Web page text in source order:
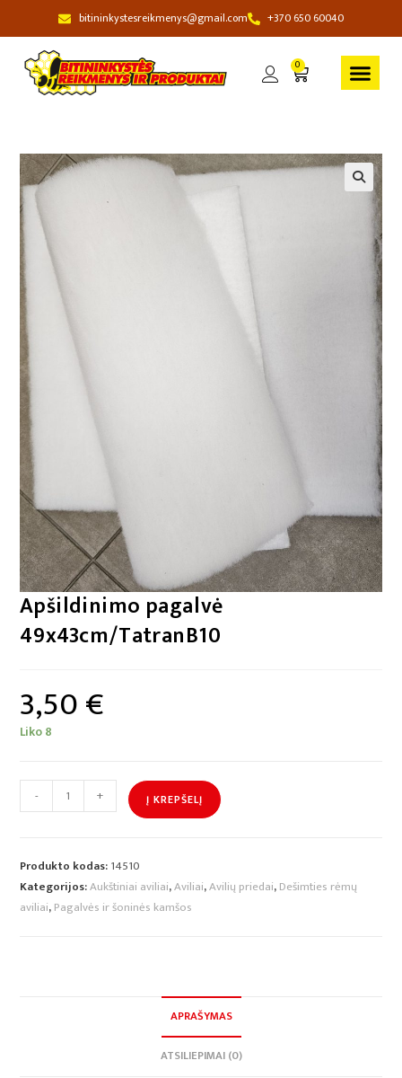
bitininkystesreikmenys@gmail.com +370 650 60040
0
Apšildinimo pagalvė
49x43cm/TatranB10
3,50€
Liko 8
- + Į KREPŠELĮ
Produkto kodas:14510
Kategorijos:Aukštiniai aviliai,Aviliai,Avilių priedai,Dešimties rėmų
aviliai,Pagalvės ir šoninės kamšos
APRAŠYMAS
ATSILIEPIMAI (0)